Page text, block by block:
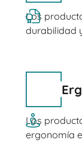
Los
durabilidad
Los
ergonomía